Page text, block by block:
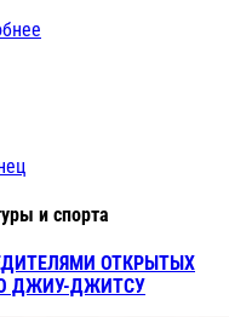
и спорта
ОТКРЫТЫХ
ДЖИУ-ДЖИТСУ